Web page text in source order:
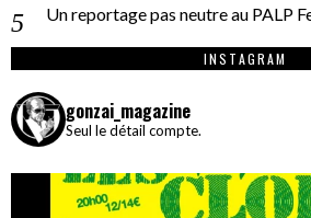
Un reportage pas neutre au PALP
INSTAGRAM
gonzai_magazine
Seul le détail compte.